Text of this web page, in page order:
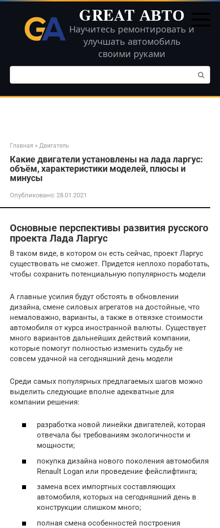
Перейти
контенту
GREAT АВТО
Научитесь ремонтировать и
улучшать автомобиль
своими руками
Поиск:
Главная » Двигатель
Какие двигатели установлены на лада ларгус:
объём, характеристики моделей, плюсы и
минусы
Опубликовано: 28.01.2021
Основные перспективы развития русского
проекта Лада Ларгус
В таком виде, в котором он есть сейчас, проект Ларгус
существовать не сможет. Придется неплохо поработать,
чтобы сохранить потенциальную популярность модели
А главные усилия будут обстоять в обновлении
дизайна, смене силовых агрегатов на достойные, что
немаловажно, варианты, а также в отвязке стоимости
автомобиля от курса иностранной валюты. Существует
много вариантов дальнейших действий компании,
которые помогут полностью изменить судьбу не
совсем удачной на сегодняшний день модели
Среди самых популярных предлагаемых шагов можно
выделить следующие вполне адекватные для
компании решения:
разработка новой линейки двигателей, которая
отвечала бы требованиям экологичности и
мощности;
покупка дизайна нового поколения автомобиля
Renault Logan или проведение фейслифтинга;
замена всех импортных составляющих
автомобиля, которых на сегодняшний день в
конструкции слишком много;
полная смена особенностей построения